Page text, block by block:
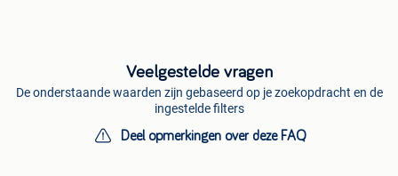
Veelgestelde vragen
De onderstaande waarden zijn gebaseerd op je zoekopdracht en de
ingestelde filters
Deel opmerkingen over deze FAQ